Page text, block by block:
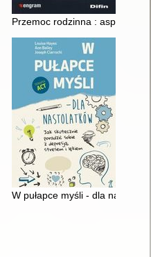
mają prawo do agresji?
Przemoc rodzinna : aspekty
: studium empiryczne z
W pułapce myśli - dla